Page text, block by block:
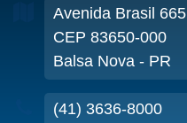
Avenida Brasil 665
CEP 83650-000
Balsa Nova - PR
(41) 3636-8000